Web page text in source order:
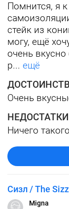
Помнится, я
стейк из
могу, ещё
очень
р... ещё
Очень
НЕДОСТАТКИ
Ничего такого
Сизл / The
Migna